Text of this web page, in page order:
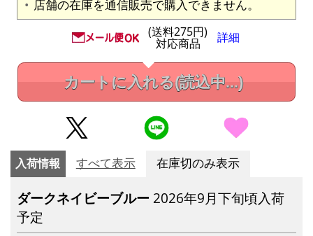
店舗の在庫を通信販売で購入できません。
(送料275円)
対応商品 詳細
カートに入れる(読込中...)
入荷情報 すべて表示 在庫切のみ表示
ダークネイビーブルー 2026年9月下旬頃入荷
予定